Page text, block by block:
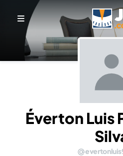
Éverton Luis